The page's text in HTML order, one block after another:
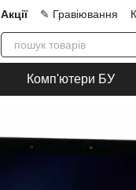
Акції ✎ Гравіювання
Про нас
Блог
Комп'ютери БУ